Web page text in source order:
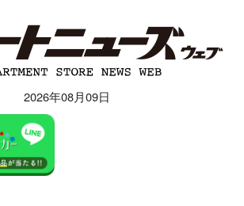
2026年08月09日